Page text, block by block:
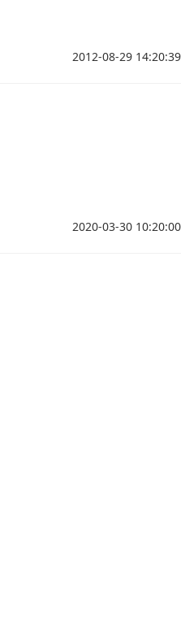
2012-08-29 14:20:39
2020-03-30 10:20:00